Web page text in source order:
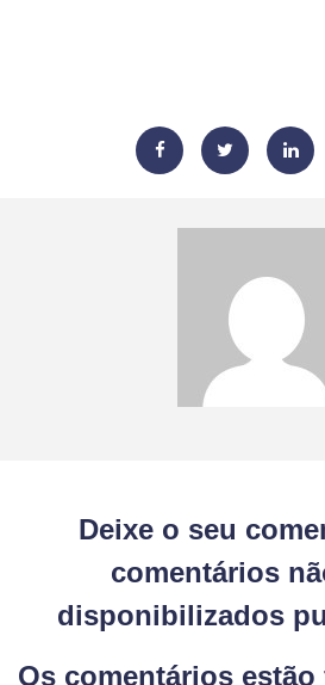
Deixe o seu
comentários
disponibilizados
Os comentários estão